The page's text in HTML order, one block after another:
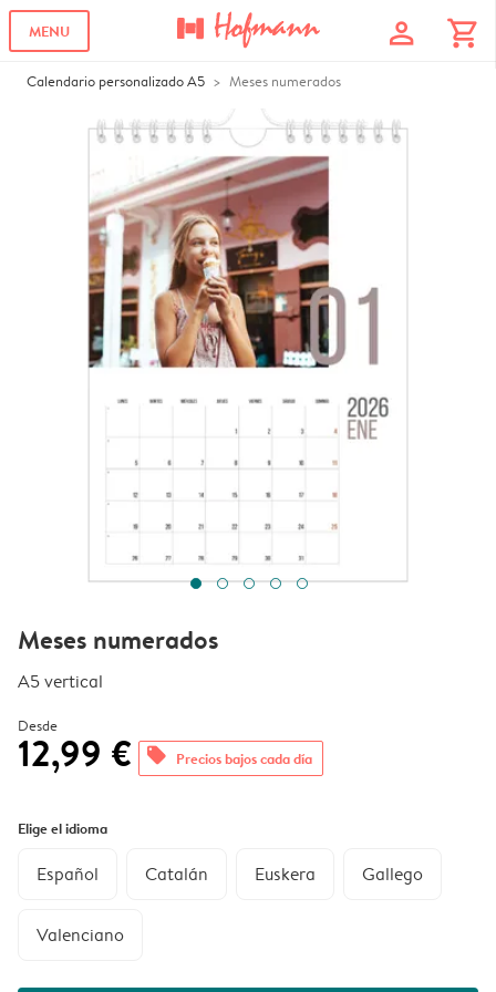
MENU profile shopping_cart
Calendario personalizado A5 Meses numerados
Meses numerados
A5 vertical
Desde
12,99 € offers Precios bajos cada día
Elige el idioma
Español Catalán Euskera Gallego
Valenciano